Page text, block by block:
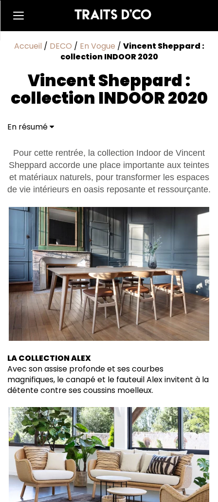
Accueil / DECO / En Vogue / Vincent Sheppard :
collection INDOOR 2020
Vincent Sheppard :
collection INDOOR 2020
En résumé
Pour cette rentrée, la collection Indoor de Vincent
Sheppard accorde une place importante aux teintes
et matériaux naturels, pour transformer les espaces
de vie intérieurs en oasis reposante et ressourçante.
LA COLLECTION ALEX
Avec son assise profonde et ses courbes
magnifiques, le canapé et le fauteuil Alex invitent à la
détente contre ses coussins moelleux.